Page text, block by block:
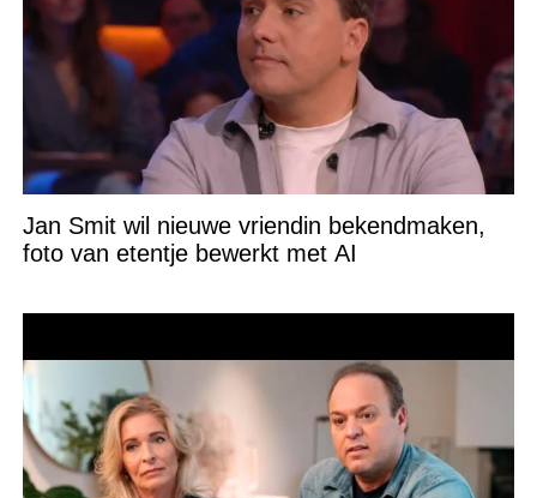
Jan Smit wil nieuwe vriendin bekendmaken,
foto van etentje bewerkt met AI